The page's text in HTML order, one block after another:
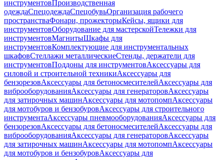
инструментовПроизводственная
одеждаСпецодеждаСпецобувьОрганизация рабочего
пространстваФонари, прожекторыКейсы, ящики для
инструментовОборудование для мастерскойТележки для
инструментовМагнитыШкафы для
инструментовКомплектующие для инструментальных
шкафовСтеллажи металлическиеСтенды, держатели для
инструментовПоддоны для инструментовАксессуары для
силовой и строительной техникиАксессуары для
бензорезовАксессуары для бетоносмесителейАксессуары для
виброоборудованияАксессуары для генераторовАксессуары
для затирочных машинАксессуары для мотопомпАксессуары
для мотобуров и бензобуровАксессуары для строительного
инструментаАксессуары пневмооборудованияАксессуары для
бензорезовАксессуары для бетоносмесителейАксессуары для
виброоборудованияАксессуары для генераторовАксессуары
для затирочных машинАксессуары для мотопомпАксессуары
для мотобуров и бензобуровАксессуары для